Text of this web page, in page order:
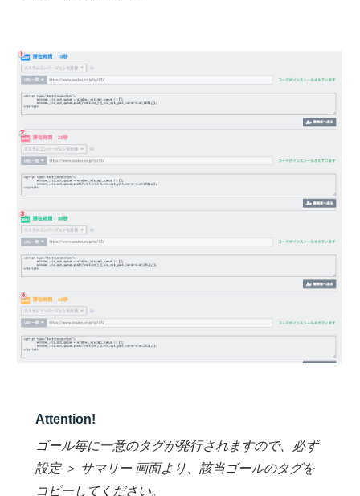
Attention!
ゴール毎に一意のタグが発行されますので、必ず
設定 ＞ サマリー 画面より、該当ゴールのタグを
コピーしてください。